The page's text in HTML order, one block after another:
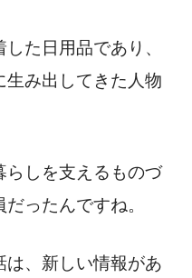
た日用品であり、
み出してきた人物
らしを支えるものづ
ったんですね。
は、新しい情報があ